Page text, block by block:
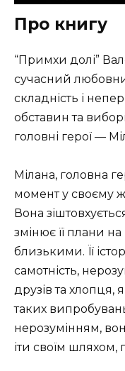
Про книгу
“Примхи долі”
сучасний
складність і
обставин та
головні герої —
Мілана, головна
момент у своєму
Вона
змінює її плани
близькими. Її
самотність,
друзів та
таких
нерозумінням,
іти своїм шляхом,